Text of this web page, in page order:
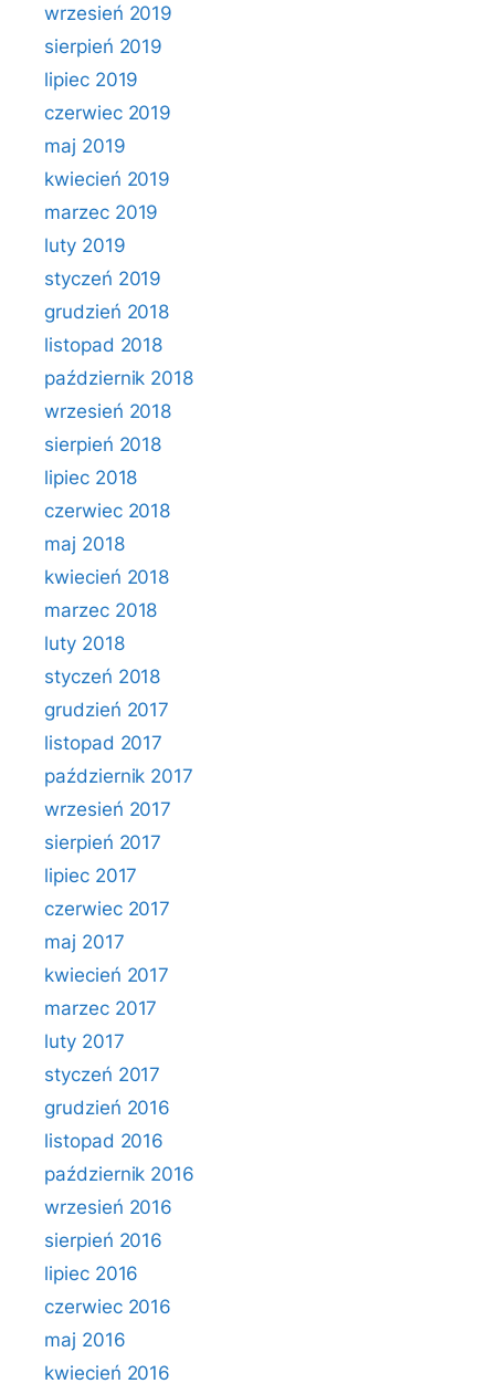
wrzesień 2019
sierpień 2019
lipiec 2019
czerwiec 2019
maj 2019
kwiecień 2019
marzec 2019
luty 2019
styczeń 2019
grudzień 2018
listopad 2018
październik 2018
wrzesień 2018
sierpień 2018
lipiec 2018
czerwiec 2018
maj 2018
kwiecień 2018
marzec 2018
luty 2018
styczeń 2018
grudzień 2017
listopad 2017
październik 2017
wrzesień 2017
sierpień 2017
lipiec 2017
czerwiec 2017
maj 2017
kwiecień 2017
marzec 2017
luty 2017
styczeń 2017
grudzień 2016
listopad 2016
październik 2016
wrzesień 2016
sierpień 2016
lipiec 2016
czerwiec 2016
maj 2016
kwiecień 2016